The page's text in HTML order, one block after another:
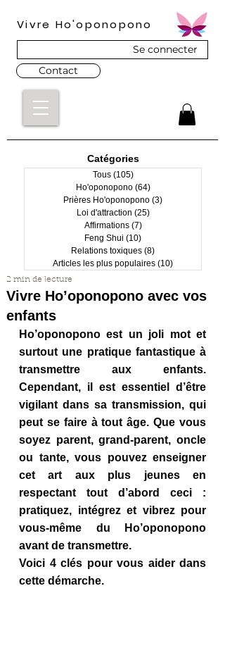
Vivre Ho'oponopono
Se connecter
Contact
Catégories
Tous (105)105 posts
Ho'oponopono (64)64 posts
Prières Ho'oponopono (3)
Loi d'attraction (25)25 posts
Affirmations (7)7 posts
Feng Shui (10)
Relations toxiques (8)
Articles les plus populaires (10)
Vivre Ho’oponopono avec vos
enfants
2 min de lecture
Ho’oponopono est un joli mot et
surtout une pratique fantastique à
transmettre aux enfants.
Cependant, il est essentiel d’être
vigilant dans sa transmission, qui
peut se faire à tout âge. Que vous
soyez parent, grand-parent, oncle
ou tante, vous pouvez enseigner
cet art aux plus jeunes en
respectant tout d’abord ceci :
pratiquez, intégrez et vibrez pour
vous-même du Ho’oponopono
avant de transmettre.
Voici 4 clés pour vous aider dans
cette démarche.